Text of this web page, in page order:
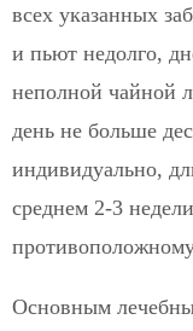
всех указанных
и пьют недолго,
неполной чайной
день не больше
индивидуально,
среднем 2-3
Основным